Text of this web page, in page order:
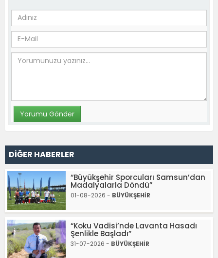
DİĞER HABERLER
“Büyükşehir Sporcuları Samsun’dan
Madalyalarla Döndü”
01-08-2026 - BÜYÜKŞEHİR
“Koku Vadisi’nde Lavanta Hasadı
Şenlikle Başladı”
31-07-2026 - BÜYÜKŞEHİR